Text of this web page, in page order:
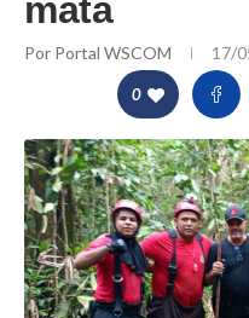
mata
Por Portal WSCOM 17/
0